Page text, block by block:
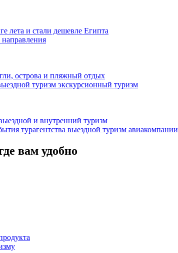
лета и стали дешевле Египта
направления
острова и пляжный отдых
туризм экскурсионный туризм
и внутренний туризм
турагентства выездной туризм авиакомпании
вам удобно